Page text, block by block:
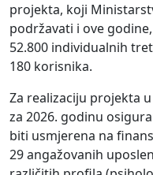
projekta, koji
podržavati i ove
52.800 individualnih
180 korisnika.
Za realizaciju projekta
za 2026. godinu
biti usmjerena na
29 angažovanih